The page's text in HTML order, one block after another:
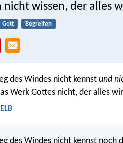
nicht wissen, der alles
Gott Begreifen
des Windes nicht kennst und
Werk Gottes nicht, der alles